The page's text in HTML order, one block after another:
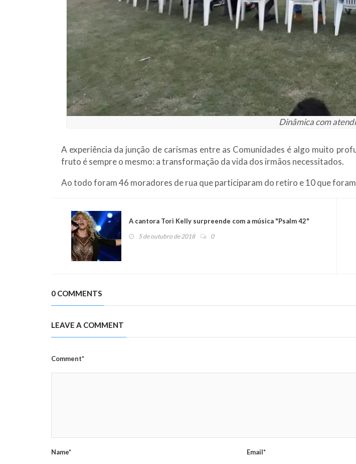
Dinâmica com
A experiência da junção de carismas entre as Comunidades é algo muito
fruto é sempre o mesmo: a transformação da vida dos irmãos necessitados.
Ao todo foram 46 moradores de rua que participaram do retiro e 10 que
A cantora Tori Kelly surpreende com a música "Psalm 42"
5 de outubro de 2018 0
0 COMMENTS
LEAVE A COMMENT
Comment*
Name* Email*